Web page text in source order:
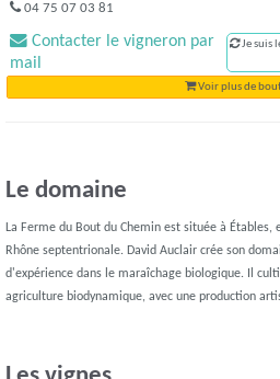
04 75 07 03 81
Contacter le vigneron par
mail
Je suis
Voir plus de
Le domaine
La Ferme du Bout du Chemin est située à
Rhône septentrionale. David Auclair crée son
d'expérience dans le maraîchage biologique. Il
agriculture biodynamique, avec une production